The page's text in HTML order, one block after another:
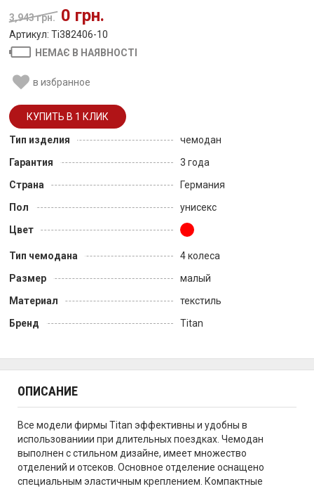
3,943 грн. 0 грн.
Артикул: Ti382406-10
НЕМАЄ В НАЯВНОСТІ
в избранное
Тип изделия
чемодан
Гарантия
3 года
Страна
Германия
Пол
унисекс
Цвет
Тип чемодана
4 колеса
Размер
малый
Материал
текстиль
Бренд
Titan
ОПИСАНИЕ
Все модели фирмы Titan эффективны и удобны в
использованиии при длительных поездках. Чемодан
выполнен с стильном дизайне, имеет множество
отделений и отсеков. Основное отделение оснащено
специальным эластичным креплением. Компактные